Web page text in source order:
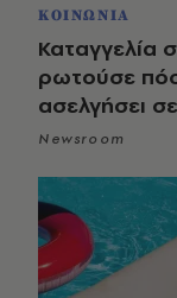
ΚΟΙΝΩΝΙΑ
Καταγγελία
ρωτούσε
ασελγήσει
Newsroom